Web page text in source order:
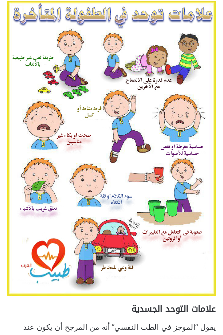
علامات التوحد الجسدية
يقول “الموجز في الطب النفسي” أنه من المرجح أن يكون عند